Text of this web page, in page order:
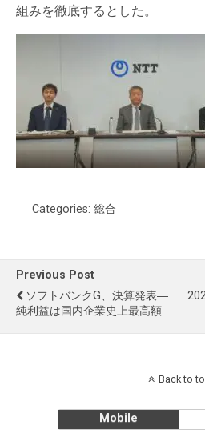
組みを徹底するとした。
Categories: 総合
Previous Post
ソフトバンクG、決算発表―
純利益は国内企業史上最高額
Back to
Mobile